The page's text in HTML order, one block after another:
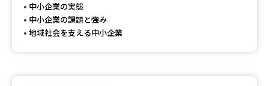
中小企業の実態
中小企業の課題と強み
地域社会を支える中小企業